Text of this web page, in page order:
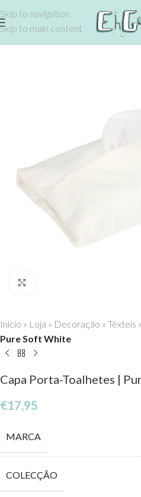
Skip to navigation
Skip to main content
Início » Loja » Decoração » Têxteis »
Pure Soft White
Capa Porta-Toalhetes |
€17,95
MARCA
COLECÇÃO